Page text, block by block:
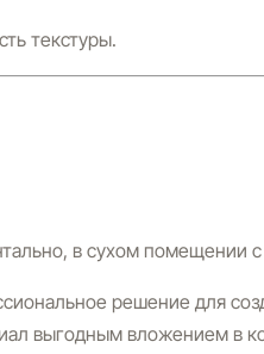
текстуры.
в сухом помещении
решение для
выгодным вложением в